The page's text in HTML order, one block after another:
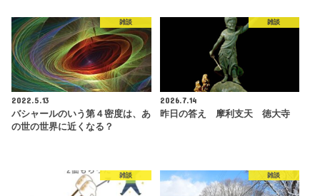
雑談
2022.5.13
バシャールのいう第４密度は、あ
の世の世界に近くなる？
雑談
2026.7.14
昨日の答え 摩利支天 徳大寺
雑談 雑談